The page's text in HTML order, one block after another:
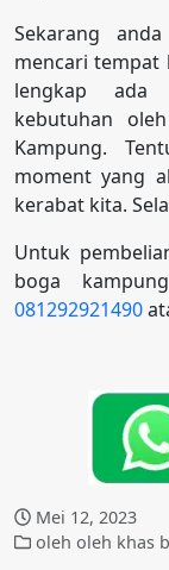
Sekarang
mencari tempat
lengkap ada
kebutuhan
Kampung.
moment yang
kerabat kita.
Untuk
boga
081292921490
Mei 12, 2023
oleh oleh khas